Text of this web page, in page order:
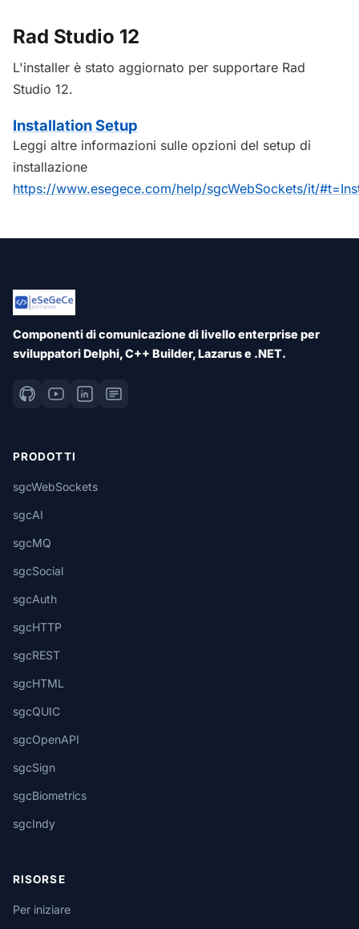
Rad Studio 12
L'installer è stato aggiornato per supportare Rad
Studio 12.
Installation Setup
Leggi altre informazioni sulle opzioni del setup di
installazione
https://www.esegece.com/help/sgcWebSockets/it/
Componenti di comunicazione di livello enterprise per
sviluppatori Delphi, C++ Builder, Lazarus e .NET.
PRODOTTI
sgcWebSockets
sgcAI
sgcMQ
sgcSocial
sgcAuth
sgcHTTP
sgcREST
sgcHTML
sgcQUIC
sgcOpenAPI
sgcSign
sgcBiometrics
sgcIndy
RISORSE
Per iniziare